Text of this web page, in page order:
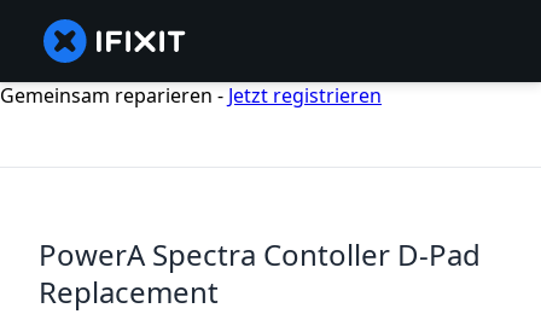
Gemeinsam reparieren - Jetzt registrieren
PowerA Spectra Contoller D-Pad
Replacement